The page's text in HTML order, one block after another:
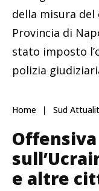
della misura
Provincia di
stato imposto
polizia
Home Sud
e altre